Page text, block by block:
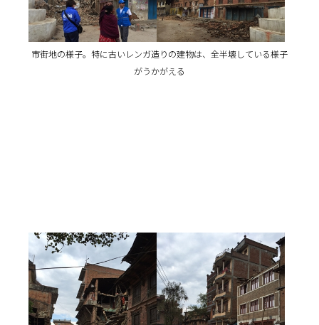
市街地の様子。特に古いレンガ造りの建物は、全半壊している様子
がうかがえる